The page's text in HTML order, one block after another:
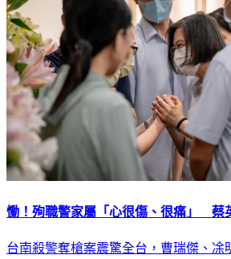
慟！殉職警家屬「心很傷、很痛」 蔡
台南殺警奪槍案震驚全台，曹瑞傑、凃